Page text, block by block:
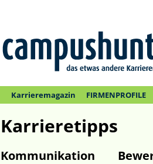
Karrieremagazin FIRMENPROFILE
Karrieretipps
Kommunikation